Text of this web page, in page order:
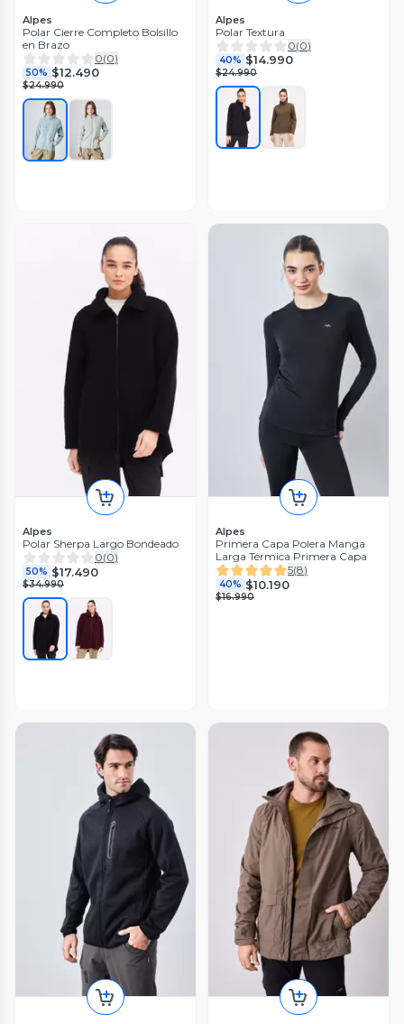
Alpes
Polar Cierre Completo Bolsillo
en Brazo
0(0)
50% $12.490
$24.990
Alpes
Polar Textura
0(0)
40% $14.990
$24.990
Alpes
Polar Sherpa Largo Bondeado
0(0)
50% $17.490
$34.990
Alpes
Primera Capa Polera Manga
Larga Térmica Primera Capa
5(8)
40% $10.190
$16.990